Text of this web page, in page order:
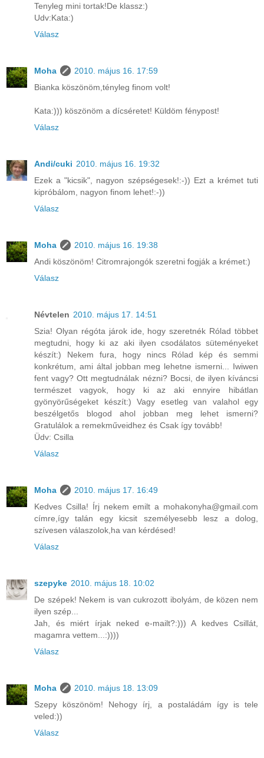
Tenyleg mini tortak!De klassz:)
Udv:Kata:)
Válasz
Moha
2010. május 16. 17:59
Bianka köszönöm,tényleg finom volt!
Kata:))) köszönöm a dícséretet! Küldöm fénypost!
Válasz
Andi/cuki 2010. május 16. 19:32
Ezek a "kicsik", nagyon szépségesek!:-)) Ezt a krémet tuti
kipróbálom, nagyon finom lehet!:-))
Válasz
Moha
2010. május 16. 19:38
Andi köszönöm! Citromrajongók szeretni fogják a krémet:)
Válasz
Névtelen 2010. május 17. 14:51
Szia! Olyan régóta járok ide, hogy szeretnék Rólad többet
megtudni, hogy ki az aki ilyen csodálatos süteményeket
készít:) Nekem fura, hogy nincs Rólad kép és semmi
konkrétum, ami által jobban meg lehetne ismerni... Iwiwen
fent vagy? Ott megtudnálak nézni? Bocsi, de ilyen kíváncsi
természet vagyok, hogy ki az aki ennyire hibátlan
gyönyörűségeket készít:) Vagy esetleg van valahol egy
beszélgetős blogod ahol jobban meg lehet ismerni?
Gratulálok a remekműveidhez és Csak így tovább!
Üdv: Csilla
Válasz
Moha
2010. május 17. 16:49
Kedves Csilla! Írj nekem emilt a mohakonyha@gmail.com
címre,így talán egy kicsit személyesebb lesz a dolog,
szívesen válaszolok,ha van kérdésed!
Válasz
szepyke 2010. május 18. 10:02
De szépek! Nekem is van cukrozott ibolyám, de közen nem
ilyen szép...
Jah, és miért írjak neked e-mailt?:))) A kedves Csillát,
magamra vettem...:))))
Válasz
Moha
2010. május 18. 13:09
Szepy köszönöm! Nehogy írj, a postaládám így is tele
veled:))
Válasz